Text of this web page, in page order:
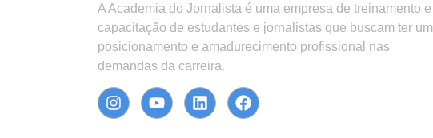
A Academia do Jornalista é uma empresa de treinamento e
capacitação de estudantes e jornalistas que buscam ter um
posicionamento e amadurecimento profissional nas
demandas da carreira.